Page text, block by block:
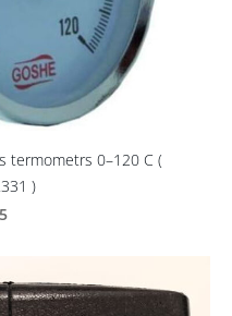
termometrs 0–120 C (
)